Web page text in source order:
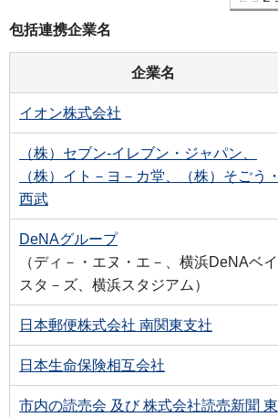
包括連携企業名
企業名
イオン株式会社
（株）セブン-イレブン・ジャパン、
（株）イト－ヨ－カ堂、（株）そごう・
西武
DeNAグループ
（ディ－・エヌ・エ－、横浜DeNAベイ
スタ－ズ、横浜スタジアム）
日本郵便株式会社 南関東支社
日本生命保険相互会社
市内の読売会 及び 株式会社読売新聞 東